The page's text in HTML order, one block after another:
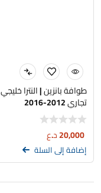
طوافة بانزين | النترا
تجاري 2012-2016
20,000د.ع
إضافة إلى السلة